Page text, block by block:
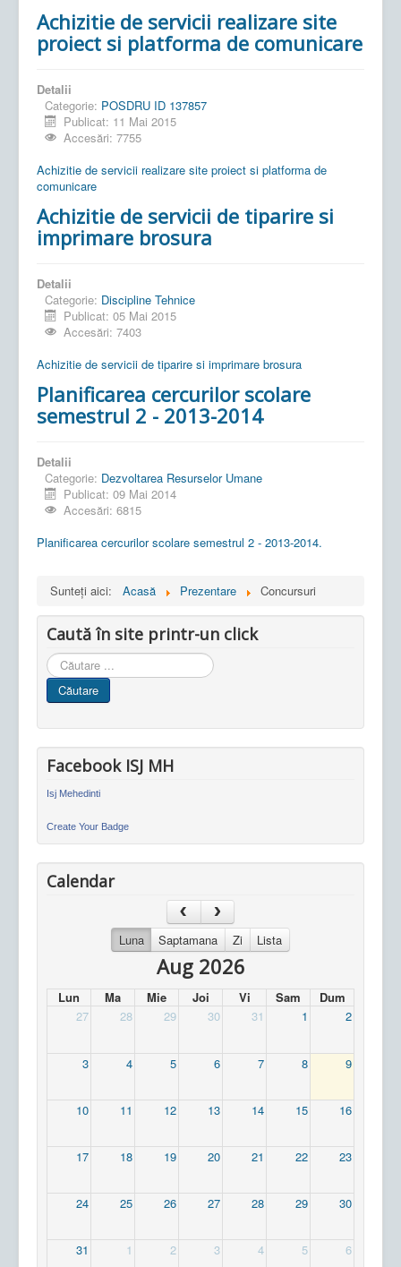
Achizitie de servicii realizare site
proiect si platforma de comunicare
Detalii
Categorie: POSDRU ID 137857
Publicat: 11 Mai 2015
Accesări: 7755
Achizitie de servicii realizare site proiect si platforma de
comunicare
Achizitie de servicii de tiparire si
imprimare brosura
Detalii
Categorie: Discipline Tehnice
Publicat: 05 Mai 2015
Accesări: 7403
Achizitie de servicii de tiparire si imprimare brosura
Planificarea cercurilor scolare
semestrul 2 - 2013-2014
Detalii
Categorie: Dezvoltarea Resurselor Umane
Publicat: 09 Mai 2014
Accesări: 6815
Planificarea cercurilor scolare semestrul 2 - 2013-2014.
Sunteți aici: Acasă Prezentare Concursuri
Caută în site printr-un click
Cauta
in
site
Căutare
Facebook ISJ MH
Isj Mehedinti
Create Your Badge
Calendar
Luna Saptamana Zi Lista
Aug 2026
Lun Ma Mie Joi Vi Sam
Dum
27
28 29 30 31 1 2
3 4 5 6 7 8 9
10 11 12 13 14 15 16
17 18 19 20 21 22 23
24 25 26 27 28 29 30
31 1 2 3 4 5 6